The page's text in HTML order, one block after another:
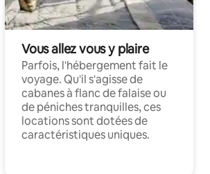
Vous allez vous y plaire
Parfois, l'hébergement fait le
voyage. Qu'il s'agisse de
cabanes à flanc de falaise ou
de péniches tranquilles, ces
locations sont dotées de
caractéristiques uniques.